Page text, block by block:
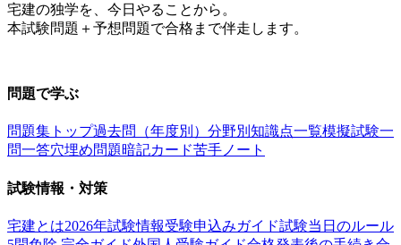
宅建の独学を、今日やることから。
本試験問題＋予想問題で合格まで伴走します。
問題で学ぶ
問題集トップ過去問（年度別） 分野別 知識点一覧模擬試験一
問一答穴埋め問題暗記カード苦手ノート
試験情報・対策
宅建とは2026年試験情報受験申込みガイド試験当日のルール